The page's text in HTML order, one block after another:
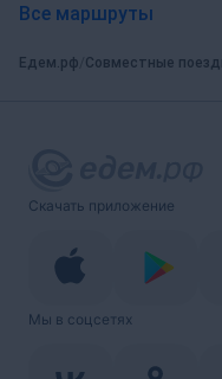
Все маршруты
Едем.рф Совместные
Скачать приложение
Мы в соцсетях